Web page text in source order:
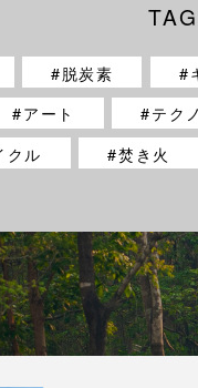
脱炭素
アート テク
クル
焚き火